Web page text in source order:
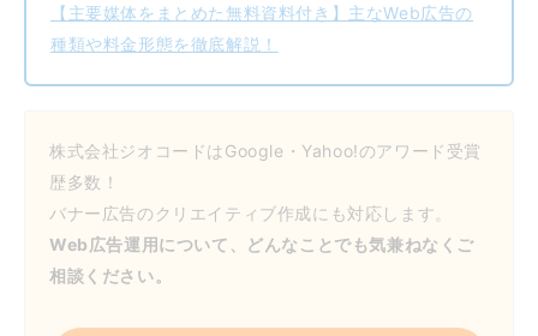
【主要媒体をまとめた無料資料付き】主なWeb広告の
種類や料金形態を徹底解説！
株式会社ジオコードはGoogle・Yahoo!のアワード受賞
歴多数！
バナー広告のクリエイティブ作成にも対応します。
Web広告運用について、どんなことでも気兼ねなくご
相談ください。